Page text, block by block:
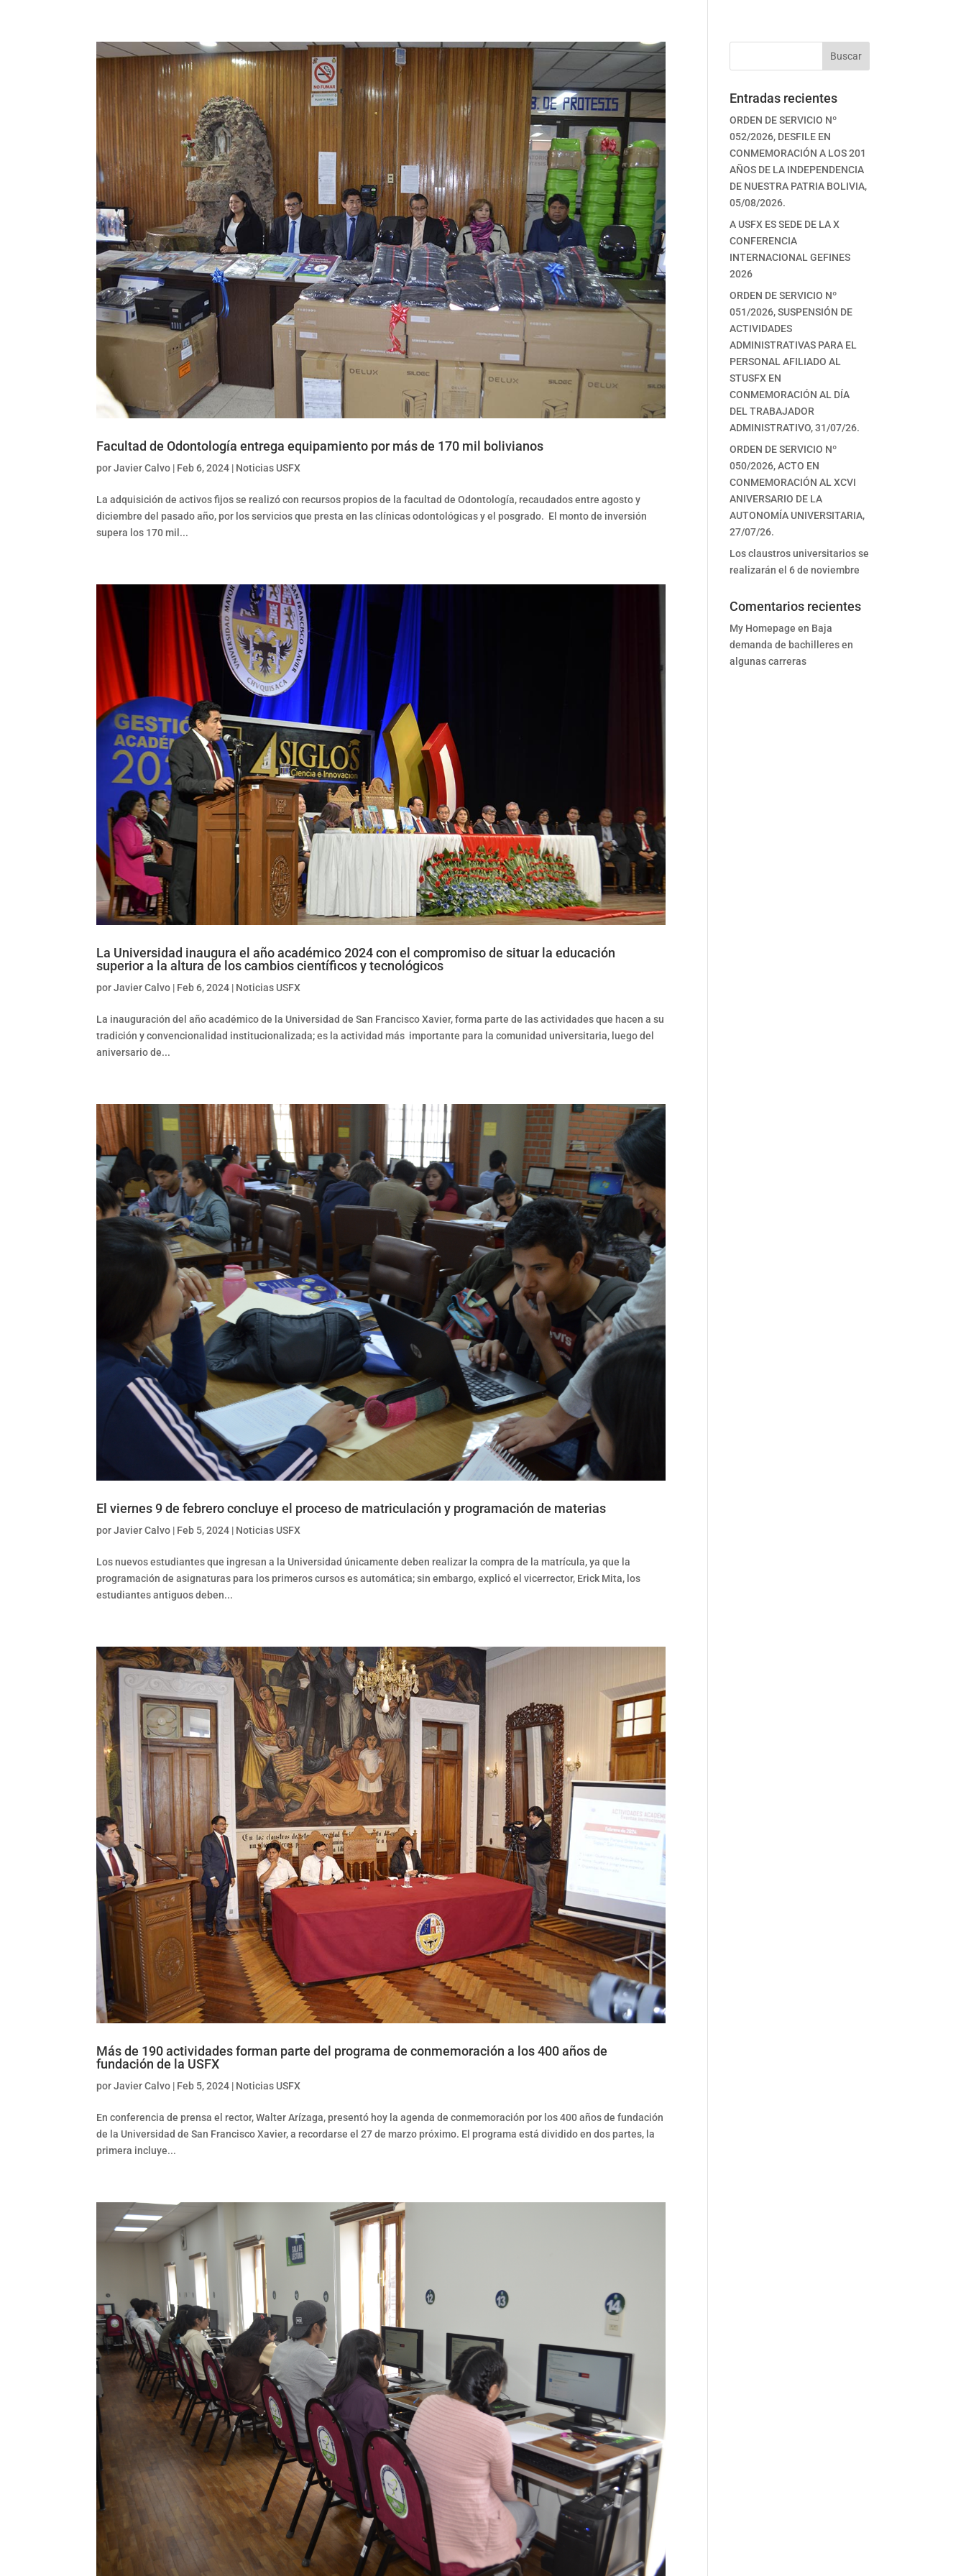
Facultad de Odontología entrega equipamiento por más de 170 mil bolivianos
porJavier Calvo | Feb 6, 2024 | Noticias USFX
La adquisición de activos fijos se realizó con recursos propios de la facultad de Odontología, recaudados entre agosto y
diciembre del pasado año, por los servicios que presta en las clínicas odontológicas y el posgrado. El monto de inversión
supera los 170 mil...
La Universidad inaugura el año académico 2024 con el compromiso de situar la educación
superior a la altura de los cambios científicos y tecnológicos
porJavier Calvo | Feb 6, 2024 | Noticias USFX
La inauguración del año académico de la Universidad de San Francisco Xavier, forma parte de las actividades que hacen a su
tradición y convencionalidad institucionalizada; es la actividad más importante para la comunidad universitaria, luego del
aniversario de...
El viernes 9 de febrero concluye el proceso de matriculación y programación de materias
porJavier Calvo | Feb 5, 2024 | Noticias USFX
Los nuevos estudiantes que ingresan a la Universidad únicamente deben realizar la compra de la matrícula, ya que la
programación de asignaturas para los primeros cursos es automática; sin embargo, explicó el vicerrector, Erick Mita, los
estudiantes antiguos deben...
Más de 190 actividades forman parte del programa de conmemoración a los 400 años de
fundación de la USFX
porJavier Calvo | Feb 5, 2024 | Noticias USFX
En conferencia de prensa el rector, Walter Arízaga, presentó hoy la agenda de conmemoración por los 400 años de fundación
de la Universidad de San Francisco Xavier, a recordarse el 27 de marzo próximo. El programa está dividido en dos partes, la
primera incluye...
Buscar
Entradas recientes
ORDEN DE SERVICIO Nº
052/2026, DESFILE EN
CONMEMORACIÓN A LOS 201
AÑOS DE LA INDEPENDENCIA
DE NUESTRA PATRIA BOLIVIA,
05/08/2026.
A USFX ES SEDE DE LA X
CONFERENCIA
INTERNACIONAL GEFINES
2026
ORDEN DE SERVICIO Nº
051/2026, SUSPENSIÓN DE
ACTIVIDADES
ADMINISTRATIVAS PARA EL
PERSONAL AFILIADO AL
STUSFX EN
CONMEMORACIÓN AL DÍA
DEL TRABAJADOR
ADMINISTRATIVO, 31/07/26.
ORDEN DE SERVICIO Nº
050/2026, ACTO EN
CONMEMORACIÓN AL XCVI
ANIVERSARIO DE LA
AUTONOMÍA UNIVERSITARIA,
27/07/26.
Los claustros universitarios se
realizarán el 6 de noviembre
Comentarios recientes
My Homepage en Baja
demanda de bachilleres en
algunas carreras